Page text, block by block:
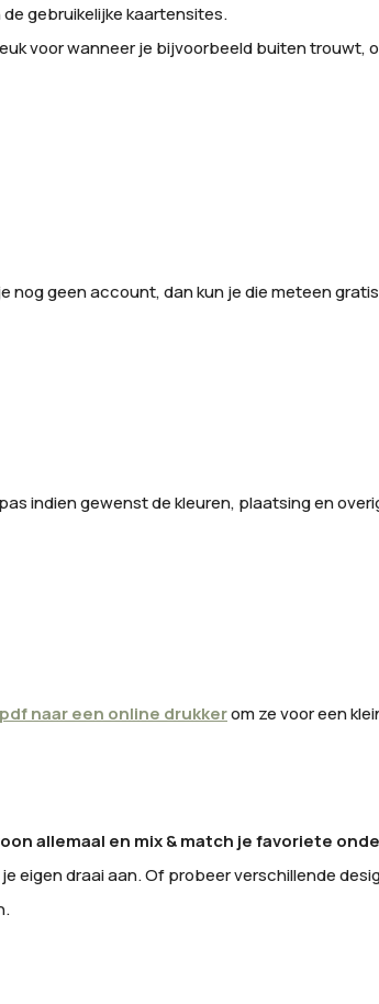
de gebruikelijke kaartensites.
voor wanneer je bijvoorbeeld buiten trouwt,
nog geen account, dan kun je die meteen
indien gewenst de kleuren, plaatsing en
naar een online drukkerom ze voor een
allemaal en mix & match je favoriete
eigen draai aan. Of probeer verschillende